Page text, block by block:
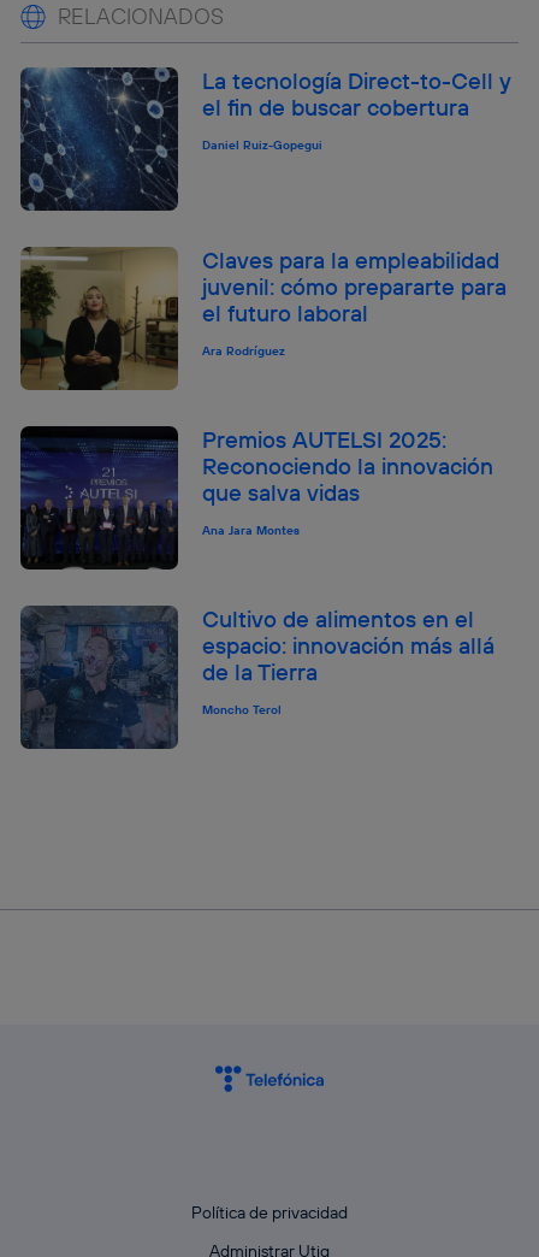
RELACIONADOS
La tecnología Direct-to-Cell y
el fin de buscar cobertura
Daniel Ruiz-Gopegui
Claves para la empleabilidad
juvenil: cómo prepararte para
el futuro laboral
Ara Rodríguez
Premios AUTELSI 2025:
Reconociendo la innovación
que salva vidas
Ana Jara Montes
Cultivo de alimentos en el
espacio: innovación más allá
de la Tierra
Moncho Terol
Política de privacidad
Administrar Utiq